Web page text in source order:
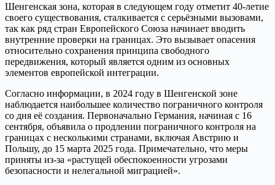
Шенгенская зона, которая в следующем году отметит 40-летие
своего существования, сталкивается с серьёзными вызовами,
так как ряд стран Европейского Союза начинает вводить
внутренние проверки на границах. Это вызывает опасения
относительно сохранения принципа свободного
передвижения, который является одним из основных
элементов европейской интеграции.
Согласно информации, в 2024 году в Шенгенской зоне
наблюдается наибольшее количество пограничного контроля
со дня её создания. Первоначально Германия, начиная с 16
сентября, объявила о продлении пограничного контроля на
границах с несколькими странами, включая Австрию и
Польшу, до 15 марта 2025 года. Примечательно, что меры
приняты из-за «растущей обеспокоенности угрозами
безопасности и нелегальной миграцией».